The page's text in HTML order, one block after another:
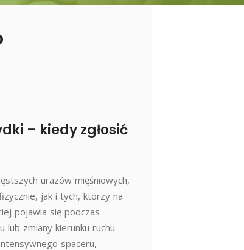
– kiedy zgłosić
urazów mięśniowych,
jak i tych, którzy na
pojawia się podczas
lub zmiany kierunku ruchu.
spaceru,